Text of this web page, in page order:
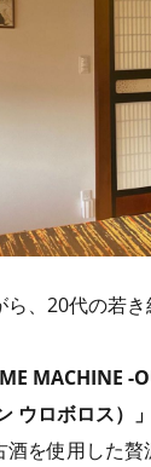
、20代の若
MACHINE -
ウロボロス）」
を使用した贅